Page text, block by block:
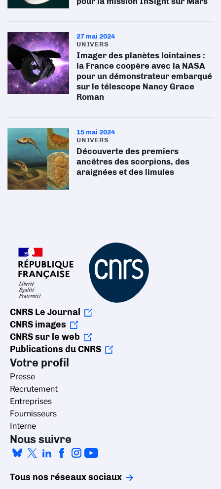
27 mai 2024
UNIVERS
Imager des planètes lointaines :
la France coopère avec la NASA
pour un démonstrateur embarqué
sur le télescope Nancy Grace
Roman
15 mai 2024
UNIVERS
Découverte des premiers
ancêtres des scorpions, des
araignées et des limules
CNRS Le Journal
CNRS images
CNRS sur le web
Publications du CNRS
Votre profil
Presse
Recrutement
Entreprises
Fournisseurs
Interne
Nous suivre
Tous nos réseaux sociaux